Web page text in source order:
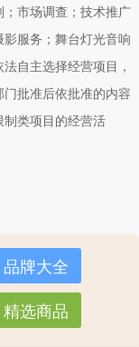
市场调查；技术推广
服务；舞台灯光音响
自主选择经营项目，
批准后依批准的内容
类项目的经营活
品牌大全
精选商品